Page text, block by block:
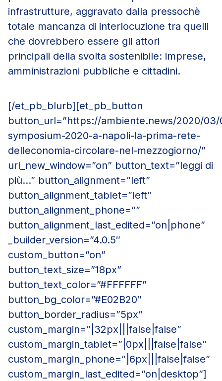
infrastrutture, aggravato dalla pressochè
totale mancanza di interlocuzione tra quelli
che dovrebbero essere gli attori
principali della svolta sostenibile: imprese,
amministrazioni pubbliche e cittadini.
[/et_pb_blurb][et_pb_button
button_url=”https://ambiente.news/2020/03/
symposium-2020-a-napoli-la-prima-rete-
delleconomia-circolare-nel-mezzogiorno/”
url_new_window=”on” button_text=”leggi di
più…” button_alignment=”left”
button_alignment_tablet=”left”
button_alignment_phone=””
button_alignment_last_edited=”on|phone”
_builder_version=”4.0.5″
custom_button=”on”
button_text_size=”18px”
button_text_color=”#FFFFFF”
button_bg_color=”#E02B20″
button_border_radius=”5px”
custom_margin=”|32px|||false|false”
custom_margin_tablet=”|0px|||false|false”
custom_margin_phone=”|6px|||false|false”
custom_margin_last_edited=”on|desktop”]